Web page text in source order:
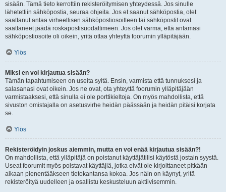
sisään. Tämä tieto kerrottiin rekisteröitymisen yhteydessä. Jos sinulle
lähetettiin sähköpostia, seuraa ohjeita. Jos et saanut sähköpostia, olet
saattanut antaa virheellisen sähköpostiosoitteen tai sähköpostit ovat
saattaneet jäädä roskapostisuodattimeen. Jos olet varma, että antamasi
sähköpostiosoite oli oikein, yritä ottaa yhteyttä foorumin ylläpitäjään.
Ylös
Miksi en voi kirjautua sisään?
Tämän tapahtumiseen on useita syitä. Ensin, varmista että tunnuksesi ja
salasanasi ovat oikein. Jos ne ovat, ota yhteyttä foorumin ylläpitäjään
varmistaaksesi, että sinulla ei ole porttikieltoja. On myös mahdollista, että
sivuston omistajalla on asetusvirhe heidän päässään ja heidän pitäisi korjata
se.
Ylös
Rekisteröidyin joskus aiemmin, mutta en voi enää kirjautua sisään?!
On mahdollista, että ylläpitäjä on poistanut käyttäjätilisi käytöstä jostain syystä.
Useat foorumit myös poistavat käyttäjiä, jotka eivät ole kirjoittaneet pitkään
aikaan pienentääkseen tietokantansa kokoa. Jos näin on käynyt, yritä
rekisteröityä uudelleen ja osallistu keskusteluun aktiivisemmin.